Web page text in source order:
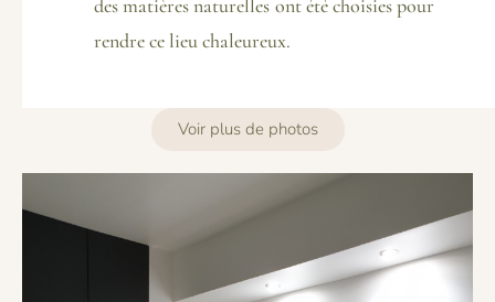
des matières naturelles ont été choisies pour
rendre ce lieu chaleureux.
Voir plus de photos